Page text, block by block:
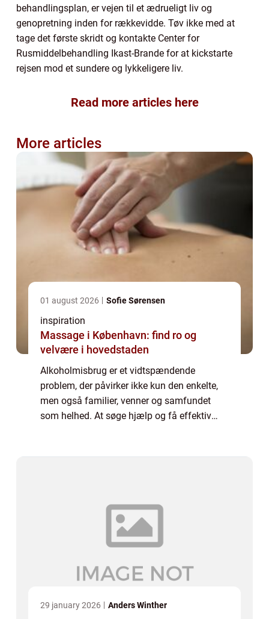
behandlingsplan, er vejen til et ædrueligt liv og
genopretning inden for rækkevidde. Tøv ikke med at
tage det første skridt og kontakte Center for
Rusmiddelbehandling Ikast-Brande for at kickstarte
rejsen mod et sundere og lykkeligere liv.
Read more articles here
More articles
01 august 2026 Sofie Sørensen
inspiration
Massage i København: find ro og
velvære i hovedstaden
Alkoholmisbrug er et vidtspændende
problem, der påvirker ikke kun den enkelte,
men også familier, venner og samfundet
som helhed. At søge hjælp og få effektiv
29 january 2026 Anders Winther